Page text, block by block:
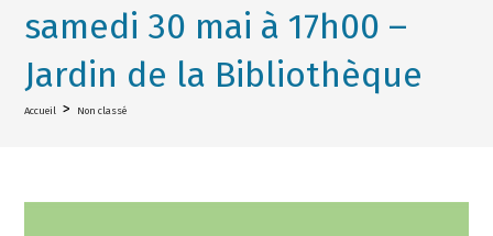
samedi 30 mai à 17h00 –
Jardin de la Bibliothèque
Accueil > Non classé